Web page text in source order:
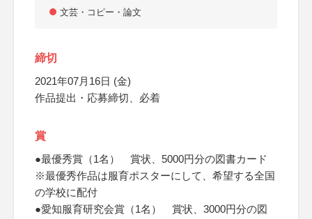
文芸・コピー・論文
締切
2021年07月16日 (金)
作品提出・応募締切、必着
賞
●最優秀賞（1名） 賞状、5000円分の図書カード
※最優秀作品は服育ポスターにして、希望する全国
の学校に配付
●愛知服育研究会賞（1名） 賞状、3000円分の図